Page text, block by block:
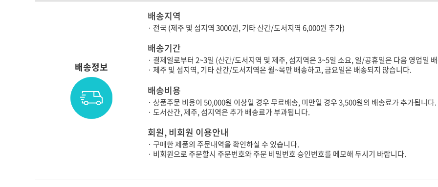
배송정보
배송지역
· 전국 (제주 및 섬지역 3000원, 기타 산간/도서지역 6,000원 추가)
배송기간
· 결제일로부터 2~3일 (산간/도서지역 및 제주, 섬지역은 3~5일 소요, 일/공휴일은 다음 영업일
· 제주 및 섬지역, 기타 산간/도서지역은 월~목만 배송하고, 금요일은 배송되지 않습니다.
배송비용
· 상품주문 비용이 50,000원 이상일 경우 무료배송, 미만일 경우 3,500원의 배송료가 추가됩니다.
· 도서산간, 제주, 섬지역은 추가 배송료가 부과됩니다.
회원, 비회원 이용안내
· 구매한 제품의 주문내역을 확인하실 수 있습니다.
· 비회원으로 주문할시 주문번호와 주문 비밀번호 승인번호를 메모해 두시기 바랍니다.